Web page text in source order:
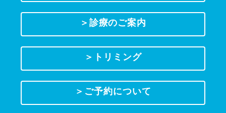
＞診療のご案内
＞トリミング
＞ご予約について